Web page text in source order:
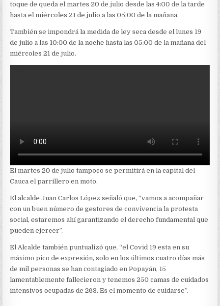
toque de queda el martes 20 de julio desde las 4:00 de la tarde
hasta el miércoles 21 de julio a las 05:00 de la mañana.
También se impondrá la medida de ley seca desde el lunes 19
de julio a las 10:00 de la noche hasta las 05:00 de la mañana del
miércoles 21 de julio.
El martes 20 de julio tampoco se permitirá en la capital del
Cauca el parrillero en moto.
El alcalde Juan Carlos López señaló que, “vamos a acompañar
con un buen número de gestores de convivencia la protesta
social, estaremos ahí garantizando el derecho fundamental que
pueden ejercer”.
El Alcalde también puntualizó que, “el Covid 19 esta en su
máximo pico de expresión, solo en los últimos cuatro días más
de mil personas se han contagiado en Popayán, 15
lamentablemente fallecieron y tenemos 250 camas de cuidados
intensivos ocupadas de 263. Es el momento de cuidarse”.